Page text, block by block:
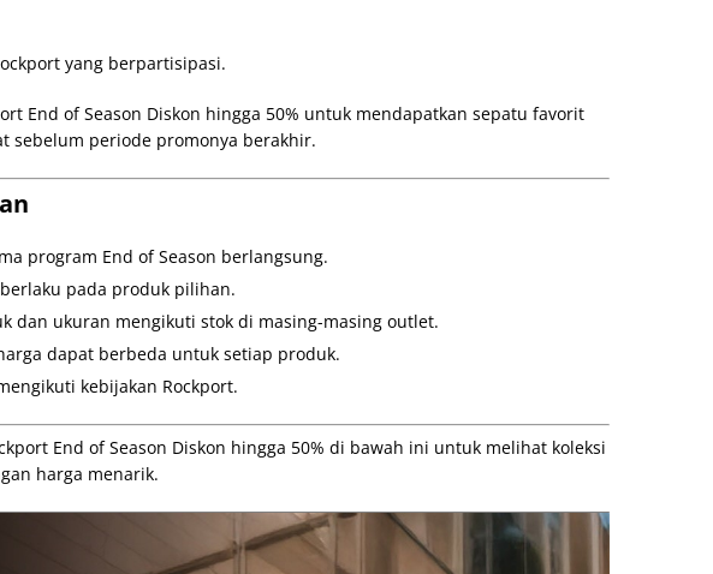
yang berpartisipasi.
End of Season Diskon hingga 50% untuk mendapatkan sepatu favorit
sebelum periode promonya berakhir.
program End of Season berlangsung.
pada produk pilihan.
dan ukuran mengikuti stok di masing-masing outlet.
dapat berbeda untuk setiap produk.
kebijakan Rockport.
End of Season Diskon hingga 50% di bawah ini untuk melihat koleksi
harga menarik.